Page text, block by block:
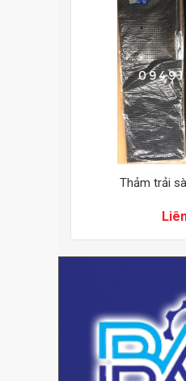
Thảm trải